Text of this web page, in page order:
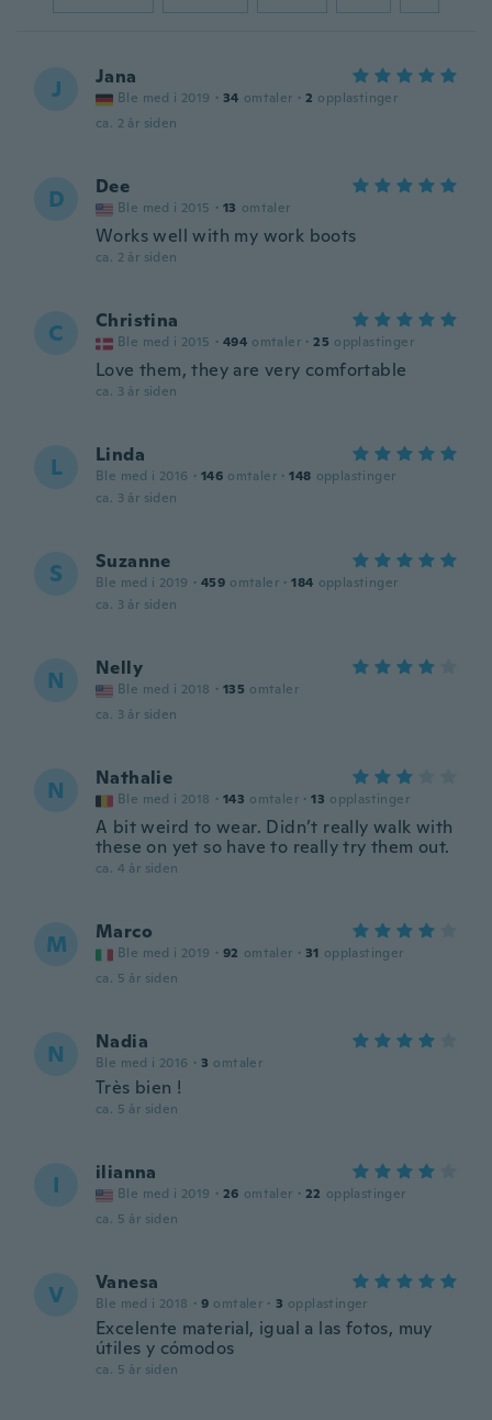
J Jana
Ble med i 2019 · 34 omtaler · 2 opplastinger
ca. 2 år siden
D Dee
Ble med i 2015 · 13 omtaler
Works well with my work boots
ca. 2 år siden
C Christina
Ble med i 2015 · 494 omtaler · 25 opplastinger
Love them, they are very comfortable
ca. 3 år siden
L Linda
Ble med i 2016 · 146 omtaler · 148 opplastinger
ca. 3 år siden
S Suzanne
Ble med i 2019 · 459 omtaler · 184 opplastinger
ca. 3 år siden
N Nelly
Ble med i 2018 · 135 omtaler
ca. 3 år siden
N Nathalie
Ble med i 2018 · 143 omtaler · 13 opplastinger
A bit weird to wear. Didn’t really walk with
these on yet so have to really try them out.
ca. 4 år siden
M Marco
Ble med i 2019 · 92 omtaler · 31 opplastinger
ca. 5 år siden
N Nadia
Ble med i 2016 · 3 omtaler
Très bien !
ca. 5 år siden
I ilianna
Ble med i 2019 · 26 omtaler · 22 opplastinger
ca. 5 år siden
V Vanesa
Ble med i 2018 · 9 omtaler · 3 opplastinger
Excelente material, igual a las fotos, muy
útiles y cómodos
ca. 5 år siden